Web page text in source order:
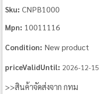
Sku: CNPB1000
Mpn: 10011116
Condition: New product
priceValidUntil: 2026-12-15
>>สินค้าจัดส่งจาก กทม